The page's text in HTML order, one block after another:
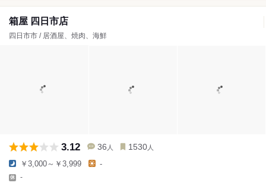
箱屋 四日市店
四日市市 / 居酒屋、焼肉、海鮮
3.12 36 人 1530 人
￥3,000～￥3,999 -
-